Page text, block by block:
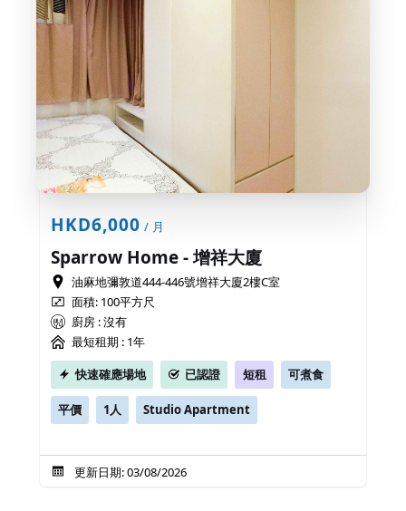
HKD6,000 / 月
Sparrow Home - 增祥大廈
油麻地彌敦道444-446號增祥大廈2樓C室
面積: 100平方尺
廚房 : 沒有
最短租期 : 1年
快速確應場地
已認證 短租 可煮食
平價 1人 Studio Apartment
更新日期: 03/08/2026